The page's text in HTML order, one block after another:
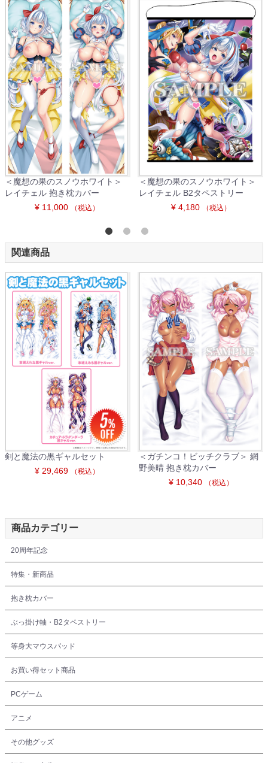
＜魔想の果のスノウホワイト＞
レイチェル 抱き枕カバー
¥ 11,000
（税込）
＜魔想の果のスノウホワイト＞
レイチェル B2タペストリー
¥ 4,180
（税込）
関連商品
剣と魔法の黒ギャルセット
¥ 29,469
（税込）
＜ガチンコ！ビッチクラブ＞ 網
野美晴 抱き枕カバー
¥ 10,340
（税込）
商品カテゴリー
20周年記念
特集・新商品
抱き枕カバー
ぶっ掛け軸・B2タペストリー
等身大マウスパッド
お買い得セット商品
PCゲーム
アニメ
その他グッズ